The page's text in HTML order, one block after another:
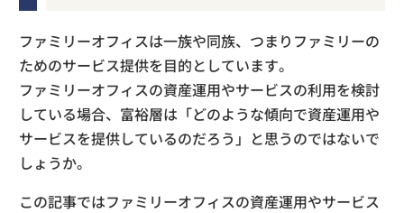
ファミリーオフィスは一族や同族、つまりファミリーの
ためのサービス提供を目的としています。
ファミリーオフィスの資産運用やサービスの利用を検討
している場合、富裕層は「どのような傾向で資産運用や
サービスを提供しているのだろう」と思うのではないで
しょうか。
この記事ではファミリーオフィスの資産運用やサービス